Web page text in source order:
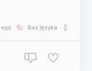
к нам и
Bez języka